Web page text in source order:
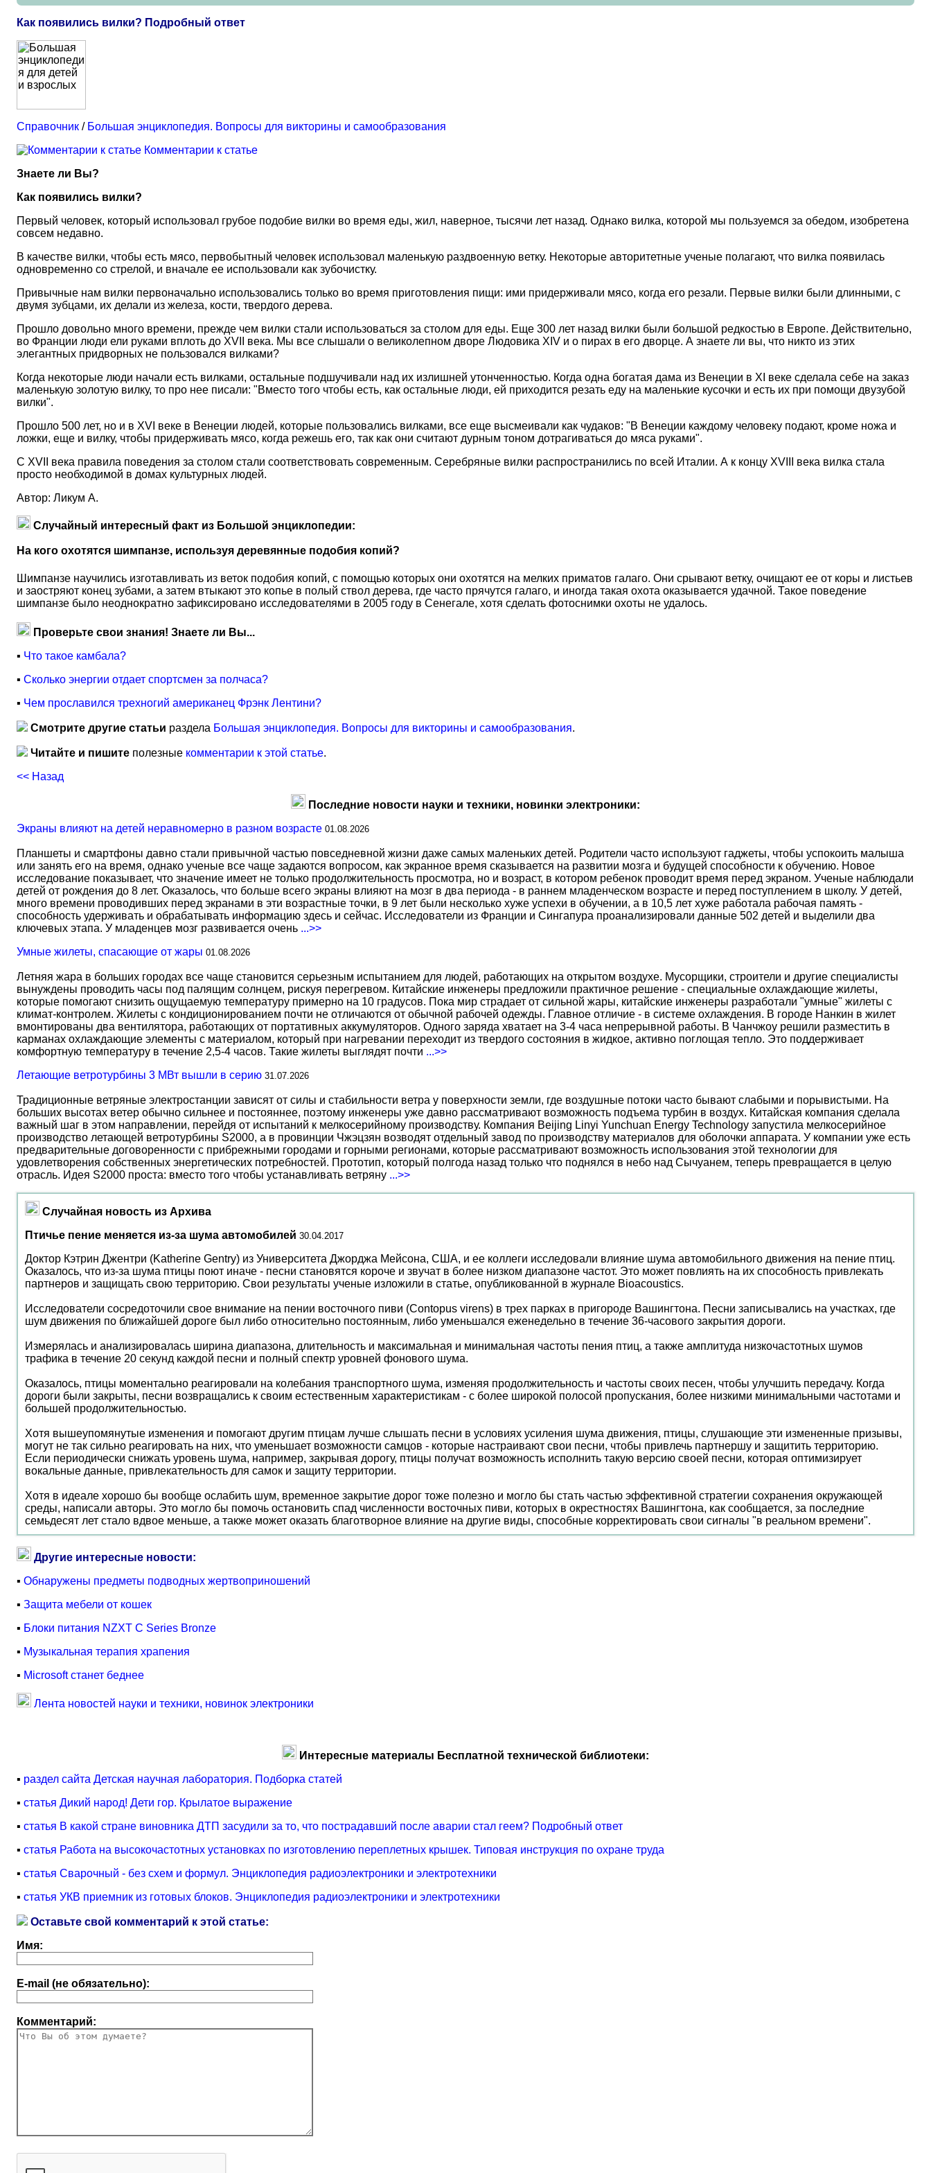
Как появились вилки? Подробный ответ
Справочник / Большая энциклопедия. Вопросы для викторины и самообразования
Комментарии к статье
Знаете ли Вы?
Как появились вилки?
Первый человек, который использовал грубое подобие вилки во время еды, жил, наверное, тысячи лет назад. Однако вилка, которой мы пользуемся за обедом, изобретена
совсем недавно.
В качестве вилки, чтобы есть мясо, первобытный человек использовал маленькую раздвоенную ветку. Некоторые авторитетные ученые полагают, что вилка появилась
одновременно со стрелой, и вначале ее использовали как зубочистку.
Привычные нам вилки первоначально использовались только во время приготовления пищи: ими придерживали мясо, когда его резали. Первые вилки были длинными, с
двумя зубцами, их делали из железа, кости, твердого дерева.
Прошло довольно много времени, прежде чем вилки стали использоваться за столом для еды. Еще 300 лет назад вилки были большой редкостью в Европе. Действительно,
во Франции люди ели руками вплоть до XVII века. Мы все слышали о великолепном дворе Людовика XIV и о пирах в его дворце. А знаете ли вы, что никто из этих
элегантных придворных не пользовался вилками?
Когда некоторые люди начали есть вилками, остальные подшучивали над их излишней утонченностью. Когда одна богатая дама из Венеции в XI веке сделала себе на заказ
маленькую золотую вилку, то про нее писали: "Вместо того чтобы есть, как остальные люди, ей приходится резать еду на маленькие кусочки и есть их при помощи двузубой
вилки".
Прошло 500 лет, но и в XVI веке в Венеции людей, которые пользовались вилками, все еще высмеивали как чудаков: "В Венеции каждому человеку подают, кроме ножа и
ложки, еще и вилку, чтобы придерживать мясо, когда режешь его, так как они считают дурным тоном дотрагиваться до мяса руками".
С XVII века правила поведения за столом стали соответствовать современным. Серебряные вилки распространились по всей Италии. А к концу XVIII века вилка стала
просто необходимой в домах культурных людей.
Автор: Ликум А.
Случайный интересный факт из Большой энциклопедии:
На кого охотятся шимпанзе, используя деревянные подобия копий?
Шимпанзе научились изготавливать из веток подобия копий, с помощью которых они охотятся на мелких приматов галаго. Они срывают ветку, очищают ее от коры и листьев
и заостряют конец зубами, а затем втыкают это копье в полый ствол дерева, где часто прячутся галаго, и иногда такая охота оказывается удачной. Такое поведение
шимпанзе было неоднократно зафиксировано исследователями в 2005 году в Сенегале, хотя сделать фотоснимки охоты не удалось.
Проверьте свои знания! Знаете ли Вы...
▪ Что такое камбала?
▪ Сколько энергии отдает спортсмен за полчаса?
▪ Чем прославился трехногий американец Фрэнк Лентини?
Смотрите другие статьи раздела Большая энциклопедия. Вопросы для викторины и самообразования.
Читайте и пишите полезные комментарии к этой статье.
<< Назад
Последние новости науки и техники, новинки электроники:
Экраны влияют на детей неравномерно в разном возрасте 01.08.2026
Планшеты и смартфоны давно стали привычной частью повседневной жизни даже самых маленьких детей. Родители часто используют гаджеты, чтобы успокоить малыша
или занять его на время, однако ученые все чаще задаются вопросом, как экранное время сказывается на развитии мозга и будущей способности к обучению. Новое
исследование показывает, что значение имеет не только продолжительность просмотра, но и возраст, в котором ребенок проводит время перед экраном. Ученые наблюдали
детей от рождения до 8 лет. Оказалось, что больше всего экраны влияют на мозг в два периода - в раннем младенческом возрасте и перед поступлением в школу. У детей,
много времени проводивших перед экранами в эти возрастные точки, в 9 лет были несколько хуже успехи в обучении, а в 10,5 лет хуже работала рабочая память -
способность удерживать и обрабатывать информацию здесь и сейчас. Исследователи из Франции и Сингапура проанализировали данные 502 детей и выделили два
ключевых этапа. У младенцев мозг развивается очень ...>>
Умные жилеты, спасающие от жары 01.08.2026
Летняя жара в больших городах все чаще становится серьезным испытанием для людей, работающих на открытом воздухе. Мусорщики, строители и другие специалисты
вынуждены проводить часы под палящим солнцем, рискуя перегревом. Китайские инженеры предложили практичное решение - специальные охлаждающие жилеты,
которые помогают снизить ощущаемую температуру примерно на 10 градусов. Пока мир страдает от сильной жары, китайские инженеры разработали "умные" жилеты с
климат-контролем. Жилеты с кондиционированием почти не отличаются от обычной рабочей одежды. Главное отличие - в системе охлаждения. В городе Нанкин в жилет
вмонтированы два вентилятора, работающих от портативных аккумуляторов. Одного заряда хватает на 3-4 часа непрерывной работы. В Чанчжоу решили разместить в
карманах охлаждающие элементы с материалом, который при нагревании переходит из твердого состояния в жидкое, активно поглощая тепло. Это поддерживает
комфортную температуру в течение 2,5-4 часов. Такие жилеты выглядят почти ...>>
Летающие ветротурбины 3 МВт вышли в серию 31.07.2026
Традиционные ветряные электростанции зависят от силы и стабильности ветра у поверхности земли, где воздушные потоки часто бывают слабыми и порывистыми. На
больших высотах ветер обычно сильнее и постояннее, поэтому инженеры уже давно рассматривают возможность подъема турбин в воздух. Китайская компания сделала
важный шаг в этом направлении, перейдя от испытаний к мелкосерийному производству. Компания Beijing Linyi Yunchuan Energy Technology запустила мелкосерийное
производство летающей ветротурбины S2000, а в провинции Чжэцзян возводят отдельный завод по производству материалов для оболочки аппарата. У компании уже есть
предварительные договоренности с прибрежными городами и горными регионами, которые рассматривают возможность использования этой технологии для
удовлетворения собственных энергетических потребностей. Прототип, который полгода назад только что поднялся в небо над Сычуанем, теперь превращается в целую
отрасль. Идея S2000 проста: вместо того чтобы устанавливать ветряну ...>>
Случайная новость из Архива
Птичье пение меняется из-за шума автомобилей 30.04.2017
Доктор Кэтрин Джентри (Katherine Gentry) из Университета Джорджа Мейсона, США, и ее коллеги исследовали влияние шума автомобильного движения на пение птиц.
Оказалось, что из-за шума птицы поют иначе - песни становятся короче и звучат в более низком диапазоне частот. Это может повлиять на их способность привлекать
партнеров и защищать свою территорию. Свои результаты ученые изложили в статье, опубликованной в журнале Bioacoustics.
Исследователи сосредоточили свое внимание на пении восточного пиви (Contopus virens) в трех парках в пригороде Вашингтона. Песни записывались на участках, где
шум движения по ближайшей дороге был либо относительно постоянным, либо уменьшался еженедельно в течение 36-часового закрытия дороги.
Измерялась и анализировалась ширина диапазона, длительность и максимальная и минимальная частоты пения птиц, а также амплитуда низкочастотных шумов
трафика в течение 20 секунд каждой песни и полный спектр уровней фонового шума.
Оказалось, птицы моментально реагировали на колебания транспортного шума, изменяя продолжительность и частоты своих песен, чтобы улучшить передачу. Когда
дороги были закрыты, песни возвращались к своим естественным характеристикам - с более широкой полосой пропускания, более низкими минимальными частотами и
большей продолжительностью.
Хотя вышеупомянутые изменения и помогают другим птицам лучше слышать песни в условиях усиления шума движения, птицы, слушающие эти измененные призывы,
могут не так сильно реагировать на них, что уменьшает возможности самцов - которые настраивают свои песни, чтобы привлечь партнершу и защитить территорию.
Если периодически снижать уровень шума, например, закрывая дорогу, птицы получат возможность исполнить такую версию своей песни, которая оптимизирует
вокальные данные, привлекательность для самок и защиту территории.
Хотя в идеале хорошо бы вообще ослабить шум, временное закрытие дорог тоже полезно и могло бы стать частью эффективной стратегии сохранения окружающей
среды, написали авторы. Это могло бы помочь остановить спад численности восточных пиви, которых в окрестностях Вашингтона, как сообщается, за последние
семьдесят лет стало вдвое меньше, а также может оказать благотворное влияние на другие виды, способные корректировать свои сигналы "в реальном времени".
Другие интересные новости:
▪ Обнаружены предметы подводных жертвоприношений
▪ Защита мебели от кошек
▪ Блоки питания NZXT C Series Bronze
▪ Музыкальная терапия храпения
▪ Microsoft станет беднее
Лента новостей науки и техники, новинок электроники
Интересные материалы Бесплатной технической библиотеки:
▪ раздел сайта Детская научная лаборатория. Подборка статей
▪ статья Дикий народ! Дети гор. Крылатое выражение
▪ статья В какой стране виновника ДТП засудили за то, что пострадавший после аварии стал геем? Подробный ответ
▪ статья Работа на высокочастотных установках по изготовлению переплетных крышек. Типовая инструкция по охране труда
▪ статья Сварочный - без схем и формул. Энциклопедия радиоэлектроники и электротехники
▪ статья УКВ приемник из готовых блоков. Энциклопедия радиоэлектроники и электротехники
Оставьте свой комментарий к этой статье:
Имя:
E-mail (не обязательно):
Комментарий: